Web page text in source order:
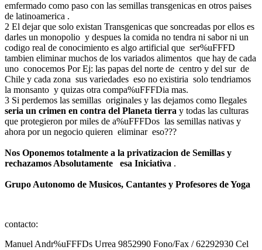
emfermado como paso con las semillas transgenicas en otros paises
de latinoamerica .
2 El dejar que solo existan Transgenicas que soncreadas por ellos es
darles un monopolio y despues la comida no tendra ni sabor ni un
codigo real de conocimiento es algo artificial que ser%uFFFD
tambien eliminar muchos de los variados alimentos que hay de cada
uno conocemos Por Ej: las papas del norte de centro y del sur de
Chile y cada zona sus variedades eso no existiria solo tendriamos
la monsanto y quizas otra compa%uFFFDia mas.
3 Si perdemos las semillas originales y las dejamos como Ilegales
seria un crimen en contra del Planeta tierra y todas las culturas
que protegieron por miles de a%uFFFDos las semillas nativas y
ahora por un negocio quieren eliminar eso???
Nos Oponemos totalmente a la privatizacion de Semillas y
rechazamos Absolutamente esa Iniciativa .
Grupo Autonomo de Musicos, Cantantes y Profesores de Yoga
contacto:
Manuel Andr%uFFFDs Urrea 9852990 Fono/Fax / 62292930 Cel